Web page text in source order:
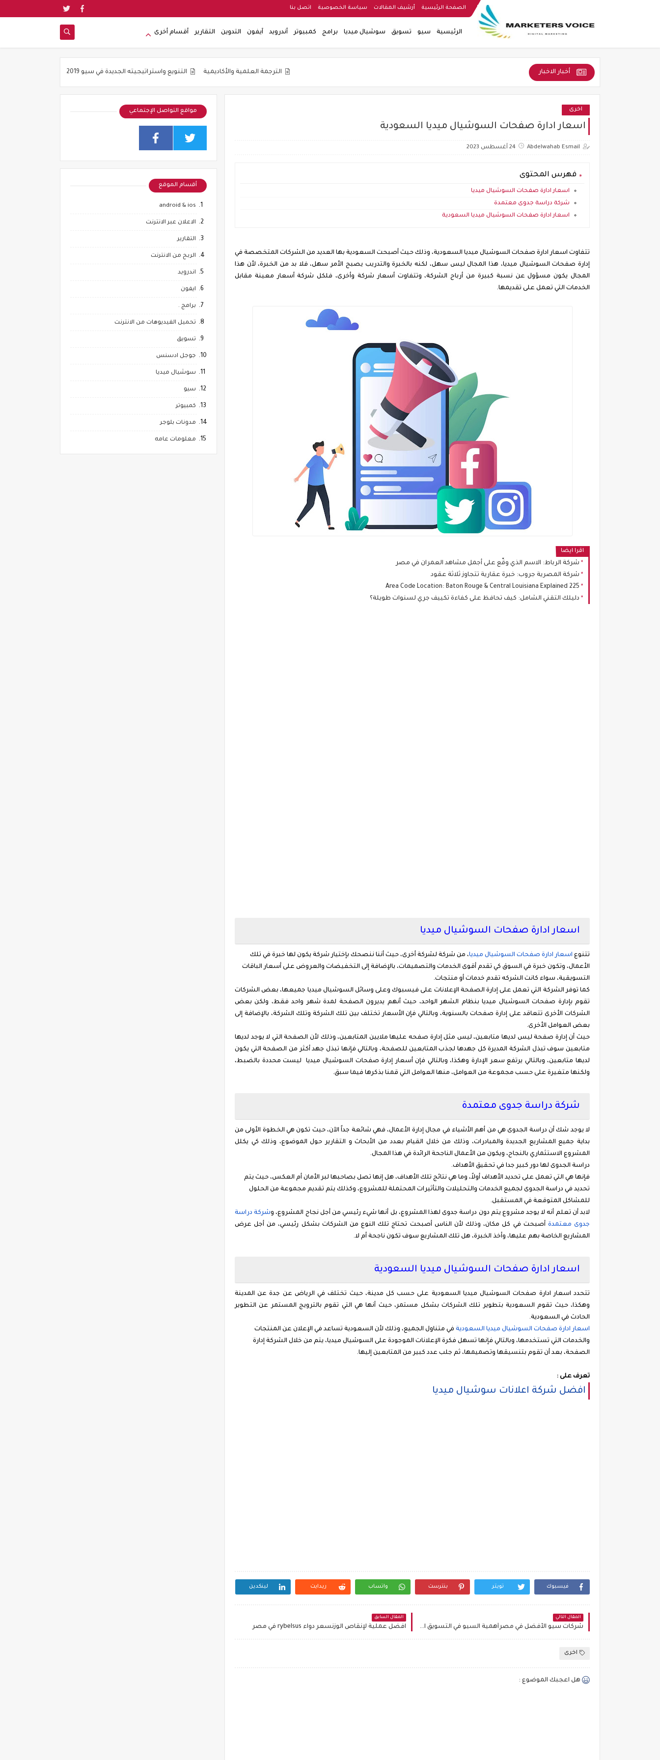
الصفحة الرئيسية أرشيف المقالات سياسة الخصوصية اتصل بنا
الرئيسية سيو تسويق سوشيال ميديا برامج كمبيوتر أندرويد آيفون التدوين التقارير أقسام أخرى
أخبار الاخبار الترجمة العلمية والأكاديمية التنويع واستراتيجيته الجديدة في سيو 2019 جوده المواضيع و ليس عددها هو
اخرى
اسعار ادارة صفحات السوشيال ميديا السعودية
Abdelwahab Esmail 24 أغسطس 2023
فهرس المحتوى
اسعار ادارة صفحات السوشيال ميديا
شركة دراسة جدوى معتمدة
اسعار ادارة صفحات السوشيال ميديا السعودية
تتفاوت اسعار ادارة صفحات السوشيال ميديا السعودية، وذلك حيث أصبحت السعودية بها العديد من الشركات المتخصصة في
إدارة صفحات السوشيال ميديا، هذا المجال ليس سهل، لكنه بالخبرة والتدريب يصبح الأمر سهل، فلا بد من الخبرة، لأن هذا
المجال يكون مسؤول عن نسبة كبيرة من أرباح الشركة، وتتفاوت أسعار شركة وأخرى، فلكل شركة أسعار معينة مقابل
الخدمات التي تعمل على تقديمها.
اقرا ايضا
شركة الرباط: الاسم الذي وقّع على أجمل مشاهد العمران في مصر
شركة المصرية جروب: خبرة عقارية تتجاوز ثلاثة عقود
225 Area Code Location: Baton Rouge & Central Louisiana Explained
دليلك التقني الشامل: كيف تحافظ على كفاءة تكييف جري لسنوات طويلة؟
اسعار ادارة صفحات السوشيال ميديا
تتنوع اسعار ادارة صفحات السوشيال ميديا، من شركة لشركة أخرى، حيث أننا ننصحك بإختيار شركة يكون لها خبرة في تلك
الأعمال، وتكون خبرة في السوق كي تقدم أقوى الخدمات والتصميمات، بالإضافة إلى التخفيضات والعروض على أسعار الباقات
التسويقية، سواء كانت الشركه تقدم خدمات أو منتجات.
كما توفر الشركة التي تعمل على إدارة الصفحة الإعلانات على فيسبوك وعلى وسائل السوشيال ميديا جميعها، بعض الشركات
تقوم بإدارة صفحات السوشيال ميديا بنظام الشهر الواحد، حيث أنهم يديرون الصفحة لمدة شهر واحد فقط، ولكن بعض
الشركات الأخرى تتعاقد على إدارة صفحات بالسنوية، وبالتالي فإن الأسعار تختلف بين تلك الشركة وتلك الشركة، بالإضافة إلى
بعض العوامل الأخرى.
حيث أن إدارة صفحة ليس لديها متابعين، ليس مثل إدارة صفحه عليها ملايين المتابعين، وذلك لأن الصفحة التي لا يوجد لديها
متابعين سوف تبذل الشركة المديرة كل جهدها لجذب المتابعين للصفحة، وبالتالي فإنها تبذل جهد أكثر من الصفحة التي يكون
لديها متابعين، وبالتالي يرتفع سعر الإدارة وهكذا، وبالتالي فإن أسعار إدارة صفحات السوشيال ميديا ليست محددة بالضبط،
ولكنها متغيرة على حسب مجموعة من العوامل، منها العوامل التي قمنا بذكرها فيما سبق.
شركة دراسة جدوى معتمدة
لا يوجد شك أن دراسة الجدوى هي من أهم الأشياء في مجال إدارة الأعمال، فهي شائعة جداً الآن، حيث تكون هي الخطوة الأولى من
بداية جميع المشاريع الجديدة والمبادرات، وذلك من خلال القيام بعدد من الأبحاث و التقارير حول الموضوع، وذلك كي يكلل
المشروع الاستثماري بالنجاح، ويكون من الأعمال الناجحة الرائدة في هذا المجال.
دراسة الجدوى لها دور كبير جدا في تحقيق الأهداف.
فإنها هي التي تعمل على تحديد الأهداف أولاً، وما هي نتائج تلك الأهداف، هل إنها تصل بصاحبها لبر الأمان أم العكس، حيث يتم
تحديد في دراسة الجدوى لجميع الخدمات والتحليلات والتأثيرات المحتملة للمشروع، وكذلك يتم تقديم مجموعة من الحلول
للمشاكل المتوقعة في المستقبل.
لابد أن تعلم أنه لا يوجد مشروع يتم دون دراسة جدوى لهذا المشروع، بل أنها شيء رئيسي من أجل نجاح المشروع، وشركة دراسة
جدوى معتمدة أصبحت في كل مكان، وذلك لأن الناس أصبحت تحتاج تلك النوع من الشركات بشكل رئيسي، من أجل عرض
المشاريع الخاصة بهم عليها، وأخذ الخبرة، هل تلك المشاريع سوف تكون ناجحة أم لا.
اسعار ادارة صفحات السوشيال ميديا السعودية
تتحدد اسعار ادارة صفحات السوشيال ميديا السعودية على حسب كل مدينة، حيث تختلف في الرياض عن جدة عن المدينة
وهكذا، حيث تقوم السعودية بتطوير تلك الشركات بشكل مستمر، حيث أنها هي التي تقوم بالترويج المستمر عن التطوير
الحادث في السعودية.
اسعار ادارة صفحات السوشيال ميديا السعودية في متناول الجميع، وذلك لأن السعودية تساعد في الإعلان عن المنتجات
والخدمات التي تستخدمها، وبالتالي فإنها تسهل فكرة الإعلانات الموجودة على السوشيال ميديا، يتم من خلال الشركة إدارة
الصفحة، بعد أن تقوم بتنسيقها وتصميمها، ثم جلب عدد كبير من المتابعين إليها.
تعرف على :
افضل شركة اعلانات سوشيال ميديا
فيسبوك تويتر بنترست واتساب ريدايت لينكدين
المقال التالي
شركات سيو الأفضل في مصرأهمية السيو في التسويق الالكتروني
المقال السابق
افضل عملية لإنقاص الوزنسعر دواء rybelsus في مصر
اخرى
هل اعجبك الموضوع :
مواقع التواصل الإجتماعي
أقسام الموقع
android & ios
الاعلان عبر الانترنت
التقارير
الربح من الانترنت
اندرويد
ايفون
برامج .
تحميل الفيديوهات من الانترنت
تسويق
جوجل ادسنس
سوشيال ميديا
سيو
كمبيوتر
مدونات بلوجر
معلومات عامه